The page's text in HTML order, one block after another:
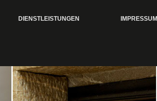
DIENSTLEISTUNGEN IMPRESSUM